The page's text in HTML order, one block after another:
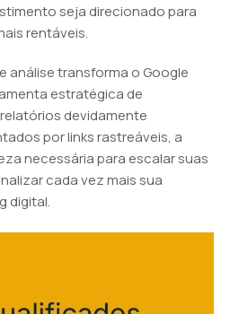
seja direcionado para
rentáveis.
análise transforma o Google
estratégica de
devidamente
por links rastreáveis, a
necessária para escalar suas
cada vez mais sua
digital.